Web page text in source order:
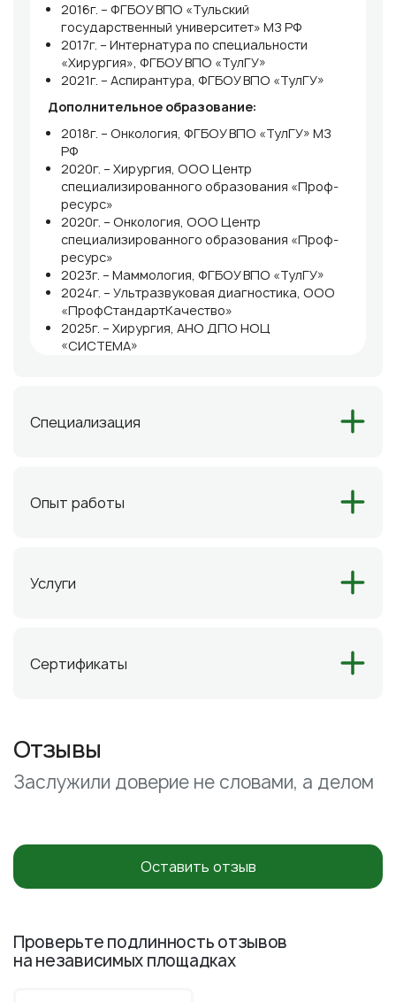
2016г. – ФГБОУ ВПО «Тульский
государственный университет» МЗ РФ
2017г. – Интернатура по специальности
«Хирургия», ФГБОУ ВПО «ТулГУ»
2021г. – Аспирантура, ФГБОУ ВПО «ТулГУ»
Дополнительное образование:
2018г. – Онкология, ФГБОУ ВПО «ТулГУ» МЗ
РФ
2020г. – Хирургия, ООО Центр
специализированного образования «Проф-
ресурс»
2020г. – Онкология, ООО Центр
специализированного образования «Проф-
ресурс»
2023г. – Маммология, ФГБОУ ВПО «ТулГУ»
2024г. – Ультразвуковая диагностика, ООО
«ПрофСтандартКачество»
2025г. – Хирургия, АНО ДПО НОЦ
«СИСТЕМА»
Специализация
Опыт работы
Услуги
Сертификаты
Отзывы
Заслужили доверие не словами, а делом
Оставить отзыв
Проверьте подлинность отзывов
на независимых площадках